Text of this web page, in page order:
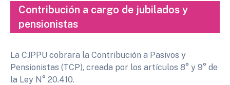
Contribución a cargo de jubilados y
pensionistas
La CJPPU cobrara la Contribución a Pasivos y
Pensionistas (TCP), creada por los artículos 8° y 9° de
la Ley N° 20.410.